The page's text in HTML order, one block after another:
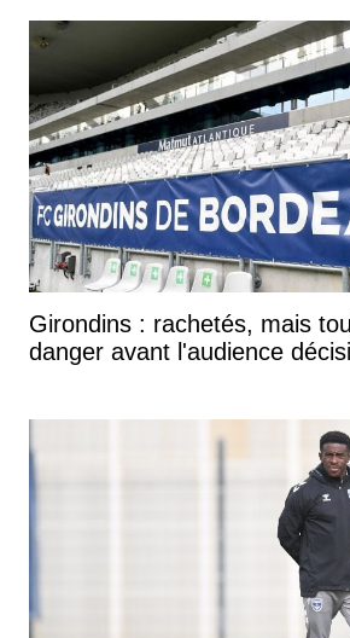
Girondins : rachetés, mais
danger avant l'audience